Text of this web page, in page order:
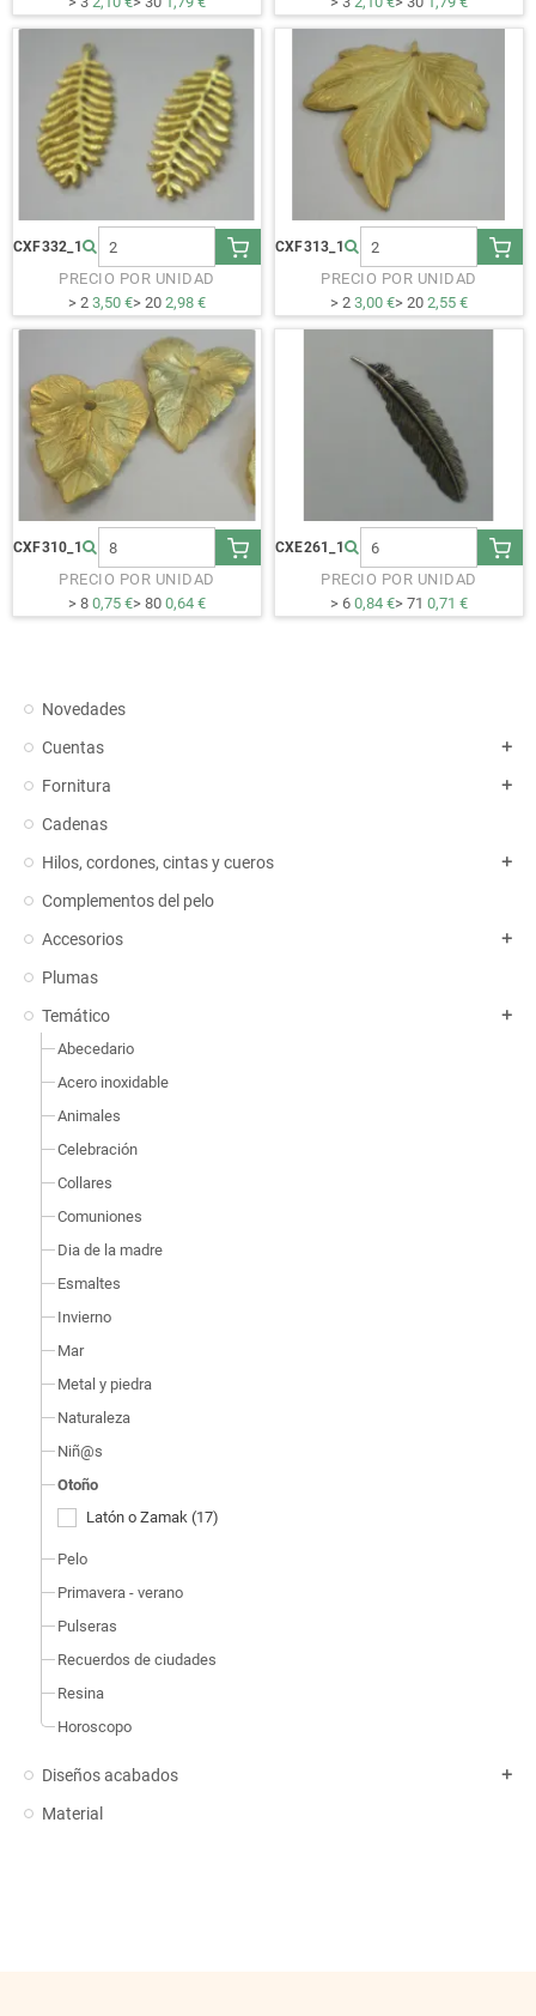
Novedades
Cuentas
add
Fornitura add
Cadenas
Hilos, cordones, cintas y cueros
add
Complementos del pelo
Accesorios
add
Plumas
Temático
add
Abecedario
Acero inoxidable
Animales
Celebración
Collares
Comuniones
Dia de la madre
Esmaltes
Invierno
Mar
Metal y piedra
Naturaleza
Niñ@s
Otoño
Latón o Zamak (17)
Pelo
Primavera - verano
Pulseras
Recuerdos de ciudades
Resina
Horoscopo
Diseños acabados add
Material
CXF332_1
PRECIO POR UNIDAD
> 2 3,50 €> 20 2,98 €
CXF313_1
PRECIO POR UNIDAD
> 2 3,00 €> 20 2,55 €
CXF310_1
PRECIO POR UNIDAD
> 8 0,75 €> 80 0,64 €
CXE261_1
PRECIO POR UNIDAD
> 6 0,84 €> 71 0,71 €